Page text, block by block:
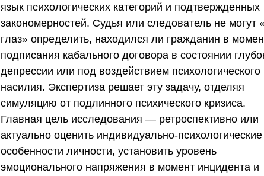
язык психологических категорий и подтвержденных
закономерностей. Судья или следователь не могут
глаз» определить, находился ли гражданин в
подписания кабального договора в состоянии
депрессии или под воздействием психологического
насилия. Экспертиза решает эту задачу, отделяя
симуляцию от подлинного психического кризиса.
Главная цель исследования — ретроспективно или
актуально оценить индивидуально-психологические
особенности личности, установить уровень
эмоционального напряжения в момент инцидента и